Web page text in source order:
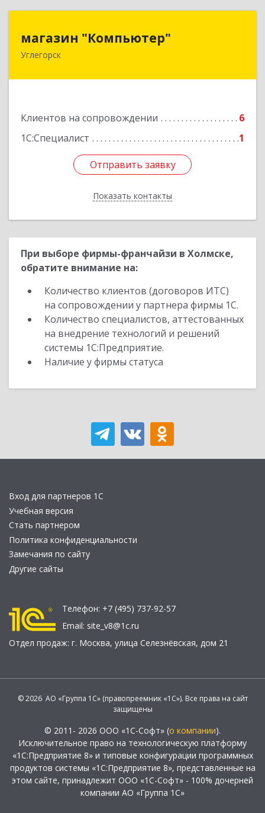
магазин "Компьютер"
Углегорск
Клиентов на сопровождении
6
1С:Специалист
1
Отправить заявку
Показать контакты
694920, Сахалинская обл, Углегорский р-н,
Отправить заявку
Назад
При выборе фирмы-франчайзи в Холмске,
обратите внимание на:
Количество клиентов (договоров ИТС)
на сопровождении у партнера фирмы 1С.
Количество специалистов, аттестованных
на внедрение технологий и решений
системы 1С:Предприятие.
Наличие у фирмы статуса
Вход для партнеров 1С
Учебная версия
Стать партнером
Политика конфиденциальности
Замечания по сайту
Другие сайты
Телефон: +7 (495) 737-92-57
Email: site_v8@1c.ru
Отдел продаж: г. Москва, улица Селезнёвская, дом 21
© 2026 АО «Группа 1С» (правопреемник «1С»). Все права на сайт
защищены
© 2011- 2026 ООО «1С-Софт» (о компании).
Исключительное право на технологическую платформу
«1С:Предприятие 8» и типовые конфигурации программных
продуктов системы «1С:Предприятие 8», представленные на
этом сайте, принадлежит ООО «1С-Софт» - 100% дочерней
компании АО «Группа 1С»